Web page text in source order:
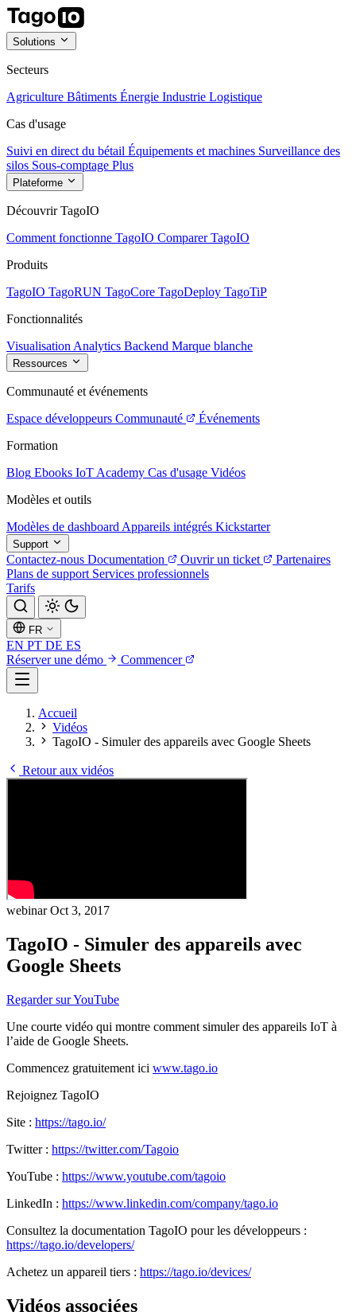
Solutions
Secteurs
Agriculture Bâtiments Énergie Industrie Logistique
Cas d'usage
Suivi en direct du bétail Équipements et machines Surveillance des
silos Sous-comptage Plus
Plateforme
Découvrir TagoIO
Comment fonctionne TagoIO Comparer TagoIO
Produits
TagoIO TagoRUN TagoCore TagoDeploy TagoTiP
Fonctionnalités
Visualisation Analytics Backend Marque blanche
Ressources
Communauté et événements
Espace développeurs Communauté
Événements
Formation
Blog Ebooks IoT Academy Cas d'usage Vidéos
Modèles et outils
Modèles de dashboard Appareils intégrés Kickstarter
Support
Contactez-nous Documentation Ouvrir un ticket
Partenaires
Plans de support Services professionnels
Tarifs
FR
EN PT DE ES
Réserver une démo
Commencer
Accueil
Vidéos
TagoIO - Simuler des appareils avec Google Sheets
Retour aux vidéos
webinarOct 3, 2017
TagoIO - Simuler des appareils avec
Google Sheets
Regarder sur YouTube
Une courte vidéo qui montre comment simuler des appareils IoT à
l’aide de Google Sheets.
Commencez gratuitement ici www.tago.io
Rejoignez TagoIO
Site : https://tago.io/
Twitter : https://twitter.com/Tagoio
YouTube : https://www.youtube.com/tagoio
LinkedIn : https://www.linkedin.com/company/tago.io
Consultez la documentation TagoIO pour les développeurs :
https://tago.io/developers/
Achetez un appareil tiers : https://tago.io/devices/
Vidéos associées